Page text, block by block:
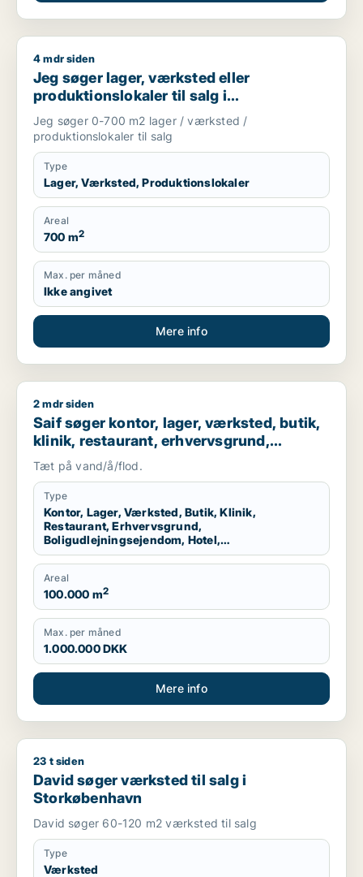
Jeg søger lager, værksted eller produktionslokaler til salg i
4 mdr siden
Jeg søger lager, værksted eller
produktionslokaler til salg i
Storkøbenhavn
Jeg søger 0-700 m2 lager / værksted /
produktionslokaler til salg
Type
Lager, Værksted, Produktionslokaler
Areal
700 m2
Max. per måned
Ikke angivet
Mere info
Saif søger kontor, lager, værksted, butik, klinik, restaurant,
2 mdr siden
Saif søger kontor, lager, værksted, butik,
klinik, restaurant, erhvervsgrund,
boligudlejningsejendom, hotel,
produktionslokaler eller garage til salg i
Storkøbenhavn
Tæt på vand/å/flod.
Type
Kontor, Lager, Værksted, Butik, Klinik,
Restaurant, Erhvervsgrund,
Boligudlejningsejendom, Hotel,
Produktionslokaler, Garage
Areal
100.000 m2
Max. per måned
1.000.000 DKK
Mere info
David søger værksted til salg i Storkøbenhavn
23 t siden
David søger værksted til salg i
Storkøbenhavn
David søger 60-120 m2 værksted til salg
Type
Værksted